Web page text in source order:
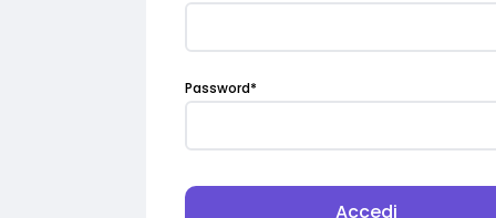
Password*
Accedi